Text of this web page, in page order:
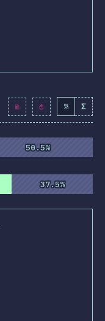
9425 ) % Σ
50.5%
50.5%
37.5%
37.5%